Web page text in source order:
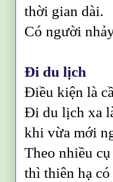
thời gian dài.
Có người
Đi du lịch
Điều kiện là
Đi du lịch xa
khi vừa mới
Theo nhiều
thì thiên hạ